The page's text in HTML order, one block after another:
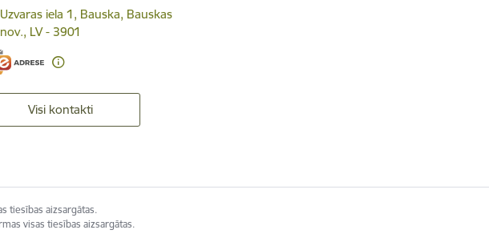
Uzvaras iela 1, Bauska, Bauskas
nov., LV - 3901
Visi kontakti
tiesības aizsargātas.
visas tiesības aizsargātas.